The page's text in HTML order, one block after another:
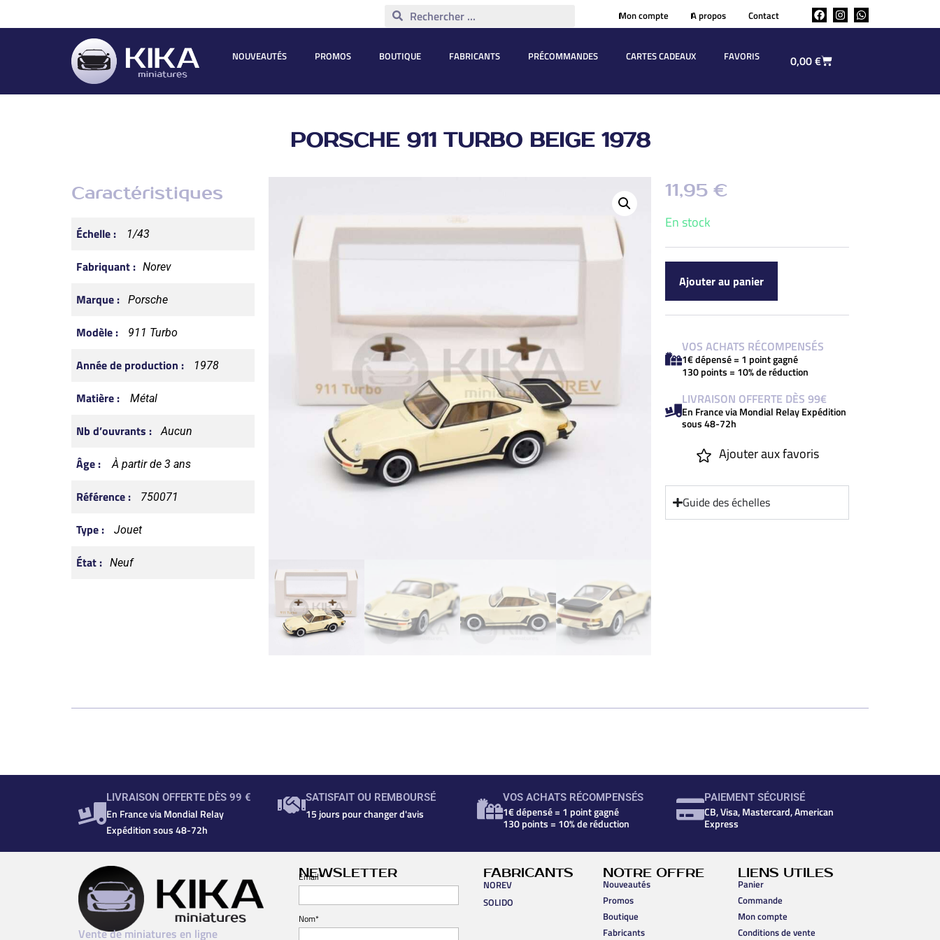
Mon compte A propos Contact
NOUVEAUTÉS PROMOS BOUTIQUE FABRICANTS PRÉCOMMANDES CARTES CADEAUX FAVORIS 0,00€
PORSCHE 911 TURBO BEIGE 1978
Caractéristiques
Échelle : 1/43
Fabriquant : Norev
Marque : Porsche
Modèle : 911 Turbo
Année de production : 1978
Matière : Métal
Nb d’ouvrants : Aucun
Âge : À partir de 3 ans
Référence : 750071
Type : Jouet
État : Neuf
11,95€
En stock
Ajouter au panier
VOS ACHATS RÉCOMPENSÉS
1€ dépensé = 1 point gagné
130 points = 10% de réduction
LIVRAISON OFFERTE DÈS 99€
En France via Mondial Relay Expédition
sous 48-72h
Ajouter aux favoris
Guide des échelles
LIVRAISON OFFERTE DÈS 99 €
En France via Mondial Relay
Expédition sous 48-72h
SATISFAIT OU REMBOURSÉ
15 jours pour changer d'avis
VOS ACHATS RÉCOMPENSÉS
1€ dépensé = 1 point gagné
130 points = 10% de réduction
PAIEMENT SÉCURISÉ
CB, Visa, Mastercard, American
Express
Vente de miniatures en ligne
NEWSLETTER
Email*
Nom*
FABRICANTS
NOREV
SOLIDO
NOTRE OFFRE
Nouveautés
Promos
Boutique
Fabricants
LIENS UTILES
Panier
Commande
Mon compte
Conditions de vente